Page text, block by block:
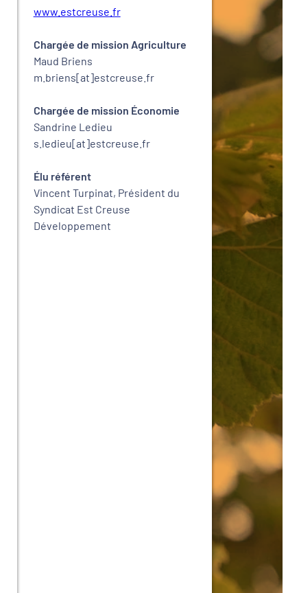
www.estcreuse.fr
Chargée de mission Agriculture
Maud Briens
m.briens[at]estcreuse.fr
Chargée de mission Économie
Sandrine Ledieu
s.ledieu[at]estcreuse.fr
Élu référent
Vincent Turpinat, Président du
Syndicat Est Creuse
Développement